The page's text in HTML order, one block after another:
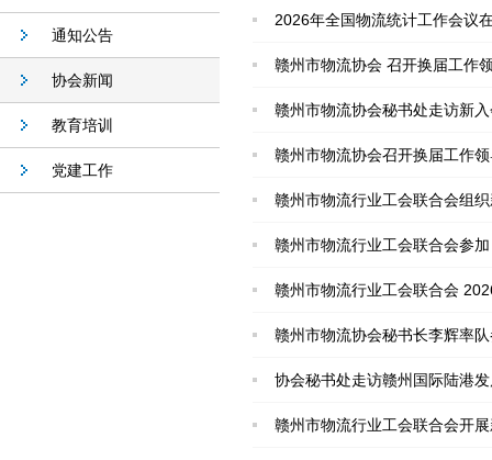
通知公告
协会新闻
教育培训
党建工作
2026年全国物流统计工作会议
赣州市物流协会 召开换届工作
赣州市物流协会秘书处走访新
赣州市物流协会召开换届工作
赣州市物流行业工会联合会组
赣州市物流行业工会联合会参
赣州市物流行业工会联合会
赣州市物流协会秘书长李辉率
协会秘书处走访赣州国际陆港
赣州市物流行业工会联合会开